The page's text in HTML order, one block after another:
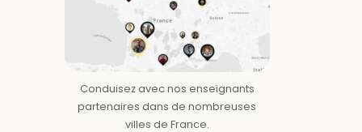
Conduisez avec nos enseignants
partenaires dans de nombreuses
villes de France.